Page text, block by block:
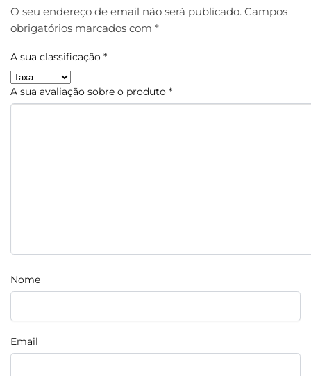
O seu endereço de email não será publicado. Campos
obrigatórios marcados com *
A sua classificação *
A sua avaliação sobre o produto *
Nome
Email